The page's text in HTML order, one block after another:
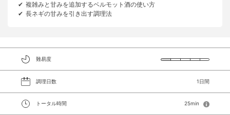
複雑みと甘みを追加するベルモット酒の使い方
長ネギの甘みを引き出す調理法
難易度
調理日数 1日間
トータル時間 25min